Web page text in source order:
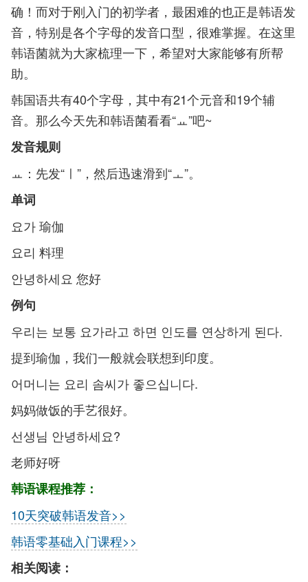
确！而对于刚入门的初学者，最困难的也正是韩语发
音，特别是各个字母的发音口型，很难掌握。在这里
韩语菌就为大家梳理一下，希望对大家能够有所帮
助。
韩国语共有40个字母，其中有21个元音和19个辅
音。那么今天先和韩语菌看看“ㅛ”吧~
发音规则
ㅛ：先发“ㅣ”，然后迅速滑到“ㅗ”。
单词
요가 瑜伽
요리 料理
안녕하세요 您好
例句
우리는 보통 요가라고 하면 인도를 연상하게 된다.
提到瑜伽，我们一般就会联想到印度。
어머니는 요리 솜씨가 좋으십니다.
妈妈做饭的手艺很好。
선생님 안녕하세요?
老师好呀
韩语课程推荐：
10天突破韩语发音>>
韩语零基础入门课程>>
相关阅读：